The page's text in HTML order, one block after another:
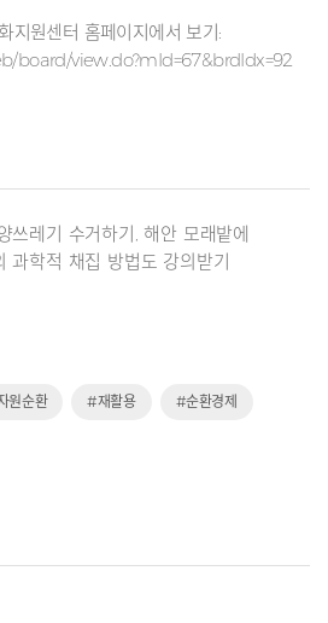
지원센터 홈페이지에서 보기:
board/view.do?mId=67&brdIdx=92
쓰레기 수거하기, 해안 모래밭에
과학적 채집 방법도 강의받기
원순환 #재활용 #순환경제